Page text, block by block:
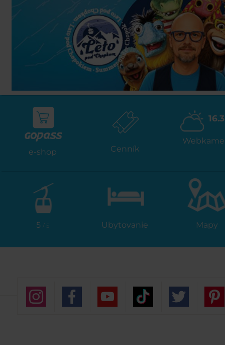
e-shop Cenník
16.3
5 / 5 Ubytovanie Mapy